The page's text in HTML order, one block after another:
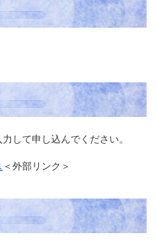
して申し込んでください。
＜外部リンク＞